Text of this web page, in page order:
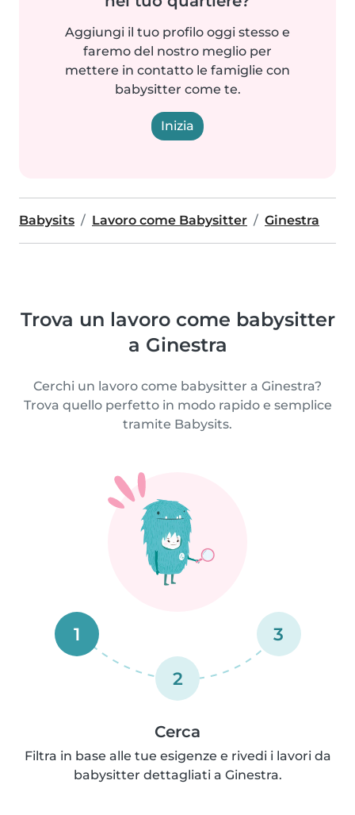
Aggiungi il tuo profilo oggi stesso e
faremo del nostro meglio per
mettere in contatto le famiglie con
babysitter come te.
Inizia
Babysits Lavoro come Babysitter Ginestra
Trova un lavoro come babysitter
a Ginestra
Cerchi un lavoro come babysitter a Ginestra?
Trova quello perfetto in modo rapido e semplice
tramite Babysits.
1
2
3
Cerca
Filtra in base alle tue esigenze e rivedi i lavori da
babysitter dettagliati a Ginestra.